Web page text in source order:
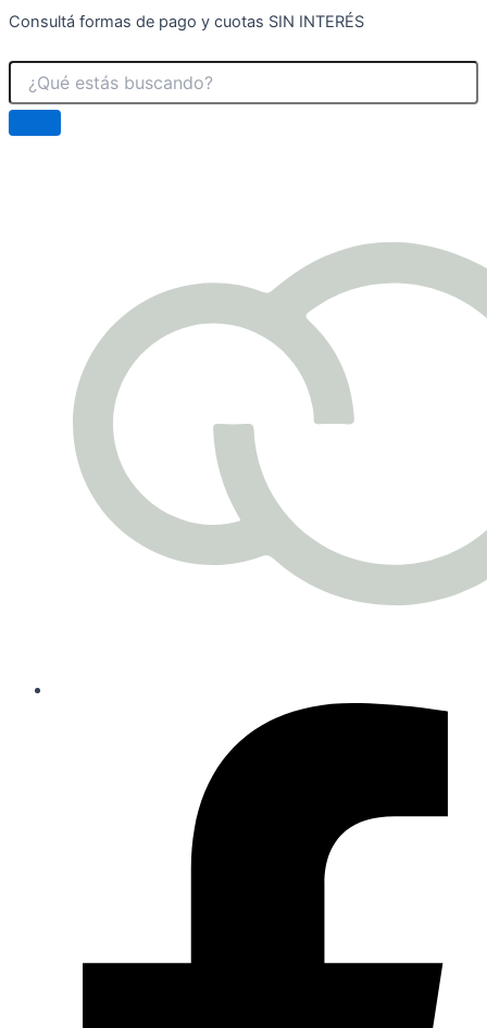
Consultá formas de pago y cuotas SIN INTERÉS